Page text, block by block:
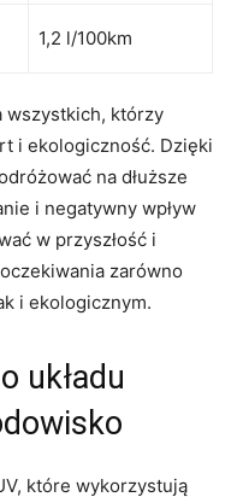
1,2⁢ l/100km
wszystkich,‍ którzy
i ⁣ekologiczność. Dzięki
na dłuższe
i ⁤negatywny wpływ
w⁣ przyszłość i
zarówno
i ⁢ekologicznym.
układu
które wykorzystują